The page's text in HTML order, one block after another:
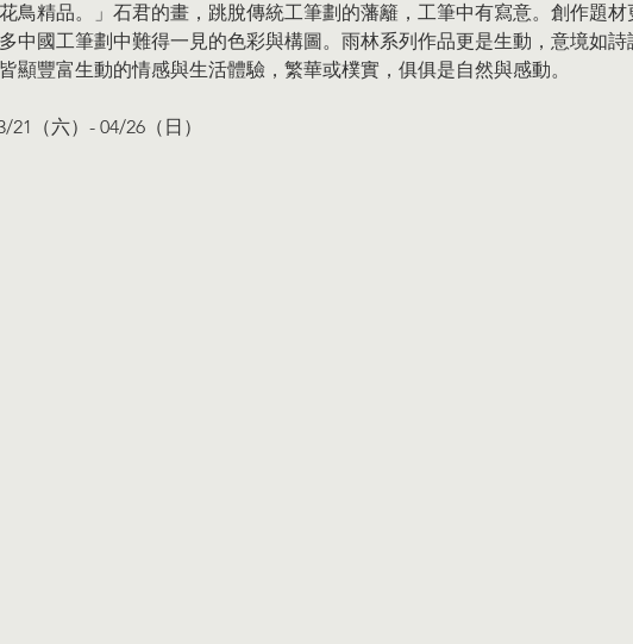
鳥精品。」石君的畫，跳脫傳統工筆劃的藩籬，工筆中有寫意。創作題
中國工筆劃中難得一見的色彩與構圖。雨林系列作品更是生動，意境如
顯豐富生動的情感與生活體驗，繁華或樸實，俱俱是自然與感動。
21（六）- 04/26（日）